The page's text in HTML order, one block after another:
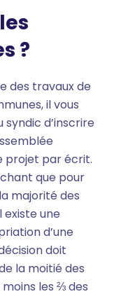
?
des travaux de
il vous
d’inscrire
projet par écrit.
que pour
majorité des
une
d’une
doit
la moitié des
les ⅔ des